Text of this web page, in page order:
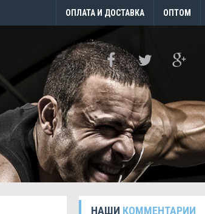
ОПЛАТА И ДОСТАВКА ОПТОМ
НАШИ КОММЕНТАРИИ